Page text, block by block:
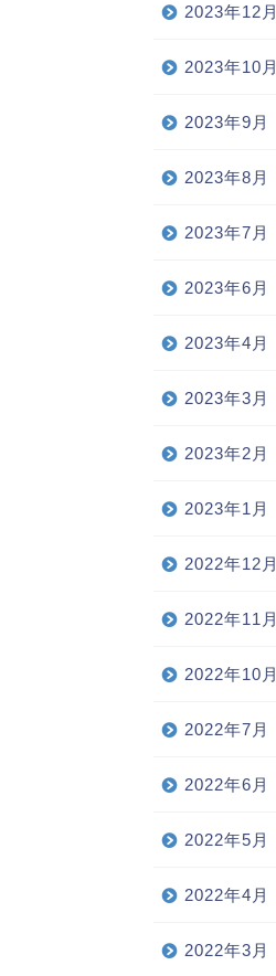
2023年12月
2023年10月
2023年9月
2023年8月
2023年7月
2023年6月
2023年4月
2023年3月
2023年2月
2023年1月
2022年12月
2022年11月
2022年10月
2022年7月
2022年6月
2022年5月
2022年4月
2022年3月